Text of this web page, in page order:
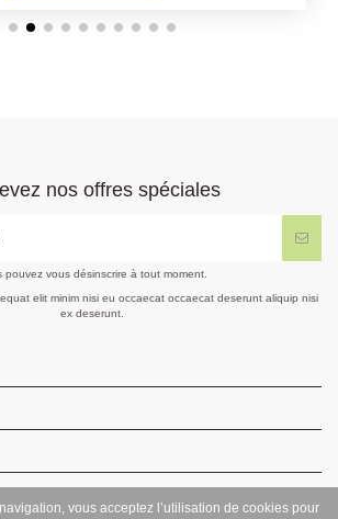
nos offres spéciales
pouvez vous désinscrire à tout moment.
elit minim nisi eu occaecat occaecat deserunt aliquip nisi
ex deserunt.
vous acceptez l’utilisation de cookies pour